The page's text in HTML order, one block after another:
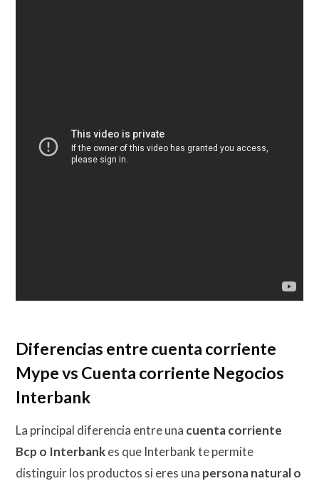
Diferencias entre cuenta corriente
Mype vs Cuenta corriente Negocios
Interbank
La principal diferencia entre una cuenta corriente
Bcp o Interbankes que Interbank te permite
distinguir los productos si eres una persona natural o